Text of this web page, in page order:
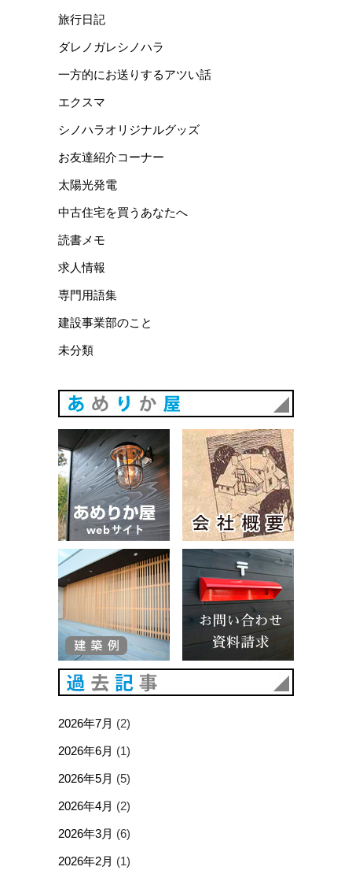
旅行日記
ダレノガレシノハラ
一方的にお送りするアツい話
エクスマ
シノハラオリジナルグッズ
お友達紹介コーナー
太陽光発電
中古住宅を買うあなたへ
読書メモ
求人情報
専門用語集
建設事業部のこと
未分類
あめりか屋WEBサイト
2026年7月 (2)
2026年6月 (1)
2026年5月 (5)
2026年4月 (2)
2026年3月 (6)
2026年2月 (1)